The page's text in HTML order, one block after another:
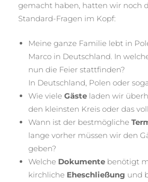
gemacht haben, hatten wir noch
Standard-Fragen im Kopf:
Meine ganze Familie lebt in
Marco in Deutschland. In
nun die Feier stattfinden?
In Deutschland, Polen oder
Wie vieleGäste laden wir
den kleinsten Kreis oder das
Wann ist der bestmögliche
lange vorher müssen wir den
geben?
Welche Dokumente benötigt
kirchliche Eheschließung und